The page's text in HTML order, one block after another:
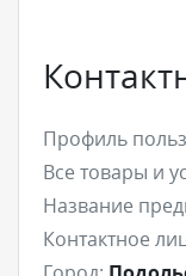
Профиль
Все товары и
Название
Контактное